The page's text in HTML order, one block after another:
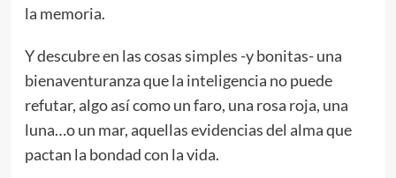
la memoria.
Y descubre en las cosas simples -y bonitas- una
bienaventuranza que la inteligencia no puede
refutar, algo así como un faro, una rosa roja, una
luna…o un mar, aquellas evidencias del alma que
pactan la bondad con la vida.